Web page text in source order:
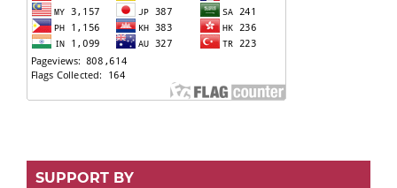
SUPPORT BY